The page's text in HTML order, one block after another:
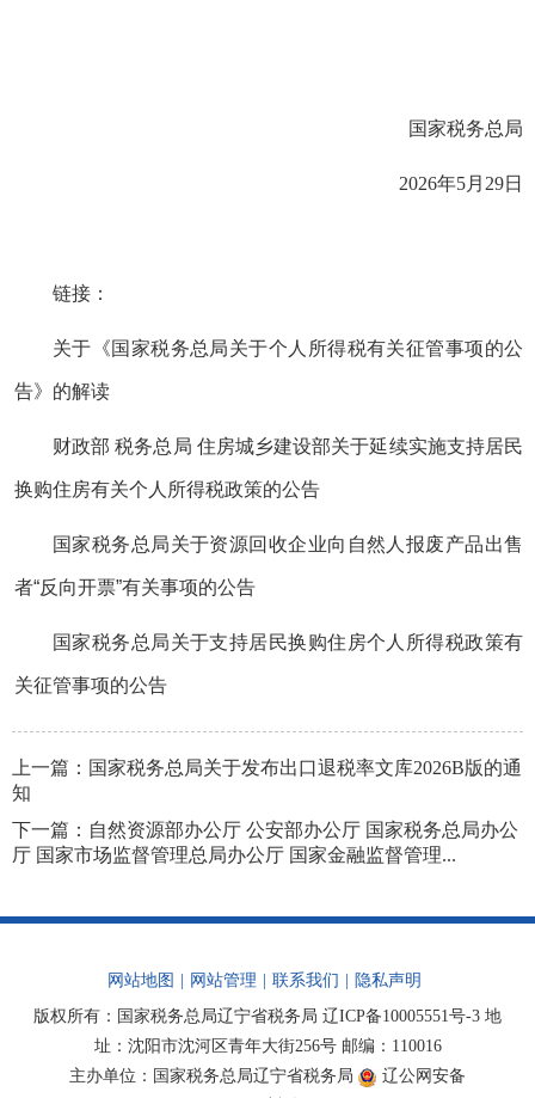
国家税务总局
2026年5月29日
链接：
关于《国家税务总局关于个人所得税有关征管事项的公
告》的解读
财政部 税务总局 住房城乡建设部关于延续实施支持居民
换购住房有关个人所得税政策的公告
国家税务总局关于资源回收企业向自然人报废产品出售
者“反向开票”有关事项的公告
国家税务总局关于支持居民换购住房个人所得税政策有
关征管事项的公告
上一篇： 国家税务总局关于发布出口退税率文库2026B版的通
知
下一篇： 自然资源部办公厅 公安部办公厅 国家税务总局办公
厅 国家市场监督管理总局办公厅 国家金融监督管理...
网站地图 网站管理 联系我们
隐私声明
版权所有：国家税务总局辽宁省税务局 辽ICP备10005551号-3 地
址：沈阳市沈河区青年大街256号 邮编：110016
主办单位：国家税务总局辽宁省税务局
辽公网安备